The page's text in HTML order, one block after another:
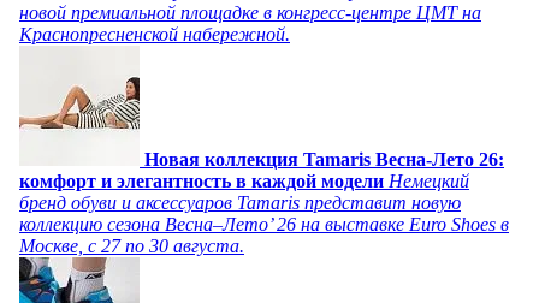
новой премиальной площадке в конгресс-центре ЦМТ на
Краснопресненской набережной.
Новая коллекция Tamaris Весна-Лето 26:
комфорт и элегантность в каждой модели Немецкий
бренд обуви и аксессуаров Tamaris представит новую
коллекцию сезона Весна–Лето’ 26 на выставке Euro Shoes в
Москве, с 27 по 30 августа.